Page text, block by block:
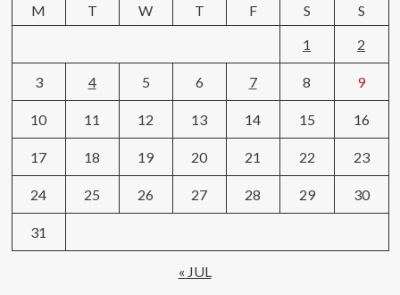
M
T W T F S
S
1
2
3 4 5 6 7 8 9
10 11 12 13 14 15 16
17 18 19 20 21 22 23
24 25 26 27 28 29 30
31
« JUL